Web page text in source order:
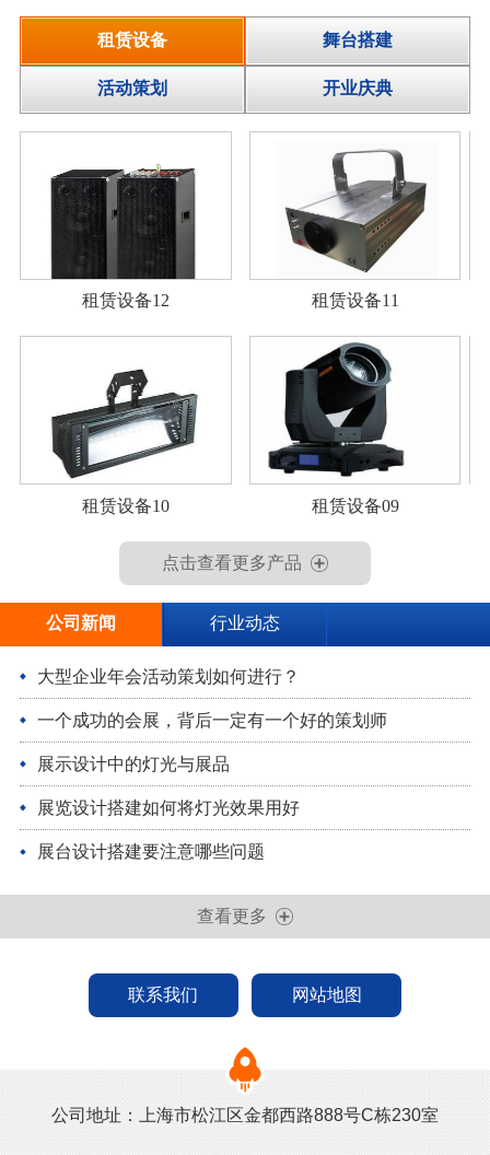
租赁设备 舞台搭建
活动策划 开业庆典
租赁设备12 租赁设备11
租赁设备10 租赁设备09
点击查看更多产品
公司新闻 行业动态
大型企业年会活动策划如何进行？
一个成功的会展，背后一定有一个好的策划师
展示设计中的灯光与展品
展览设计搭建如何将灯光效果用好
展台设计搭建要注意哪些问题
查看更多
联系我们 网站地图
公司地址：上海市松江区金都西路888号C栋230室